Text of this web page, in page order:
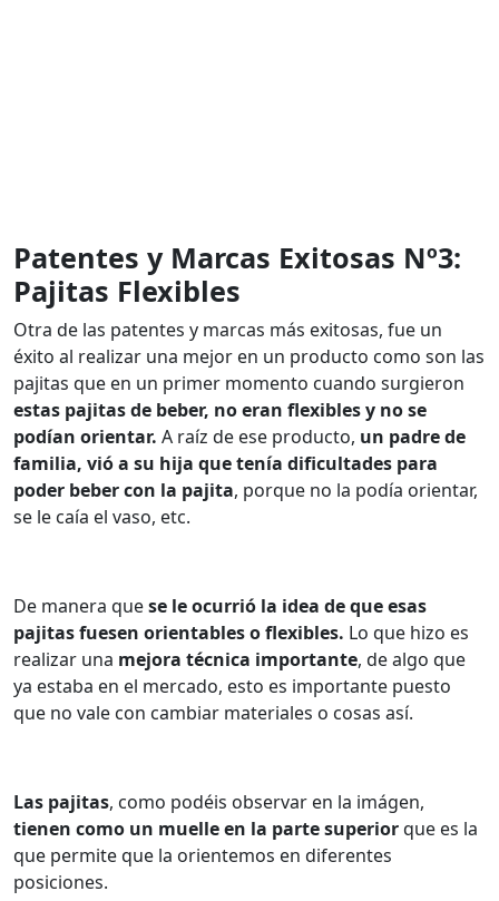
Patentes y Marcas Exitosas Nº3:
Pajitas Flexibles
Otra de las patentes y marcas más exitosas, fue un
éxito al realizar una mejor en un producto como son las
pajitas que en un primer momento cuando surgieron
estas pajitas de beber, no eran flexibles y no se
podían orientar. A raíz de ese producto, un padre de
familia, vió a su hija que tenía dificultades para
poder beber con la pajita, porque no la podía orientar,
se le caía el vaso, etc.
De manera quese le ocurrió la idea de que esas
pajitas fuesen orientables o flexibles. Lo que hizo es
realizar una mejora técnica importante, de algo que
ya estaba en el mercado, esto es importante puesto
que no vale con cambiar materiales o cosas así.
Las pajitas, como podéis observar en la imágen,
tienen como un muelle en la parte superiorque es la
que permite que la orientemos en diferentes
posiciones.